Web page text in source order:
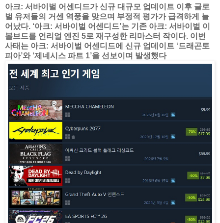
아크: 서바이벌 어센디드가 신규 대규모 업데이트 이후 글로
벌 유저들의 거센 역풍을 맞으며 부정적 평가가 급격하게 늘
어났다. ‘아크: 서바이벌 어센디드’는 기존 아크: 서바이벌 이
볼브드를 언리얼 엔진 5로 재구성한 리마스터 작이다. 이번
사태는 아크: 서바이벌 어센디드에 신규 업데이트 ‘드래곤토
피아’와 ‘제네시스 파트 1’을 선보이며 발생했다